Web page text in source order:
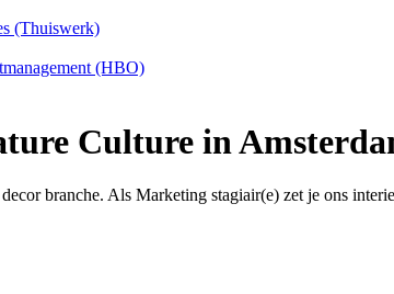
(Thuiswerk)
(HBO)
Culture in
branche. Als Marketing stagiair(e) zet je ons